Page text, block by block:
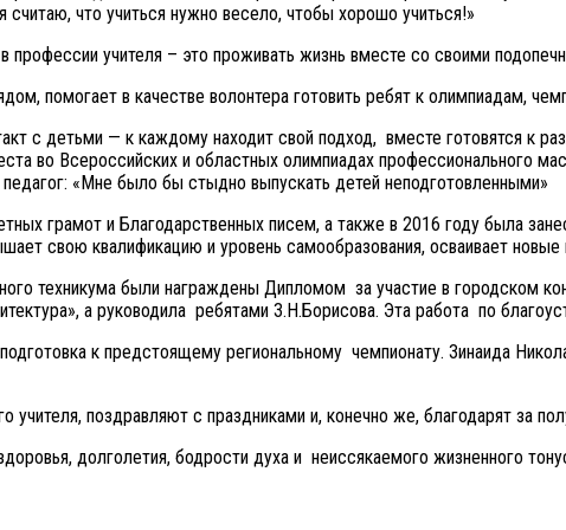
что учиться нужно весело, чтобы хорошо учиться!»
учителя – это проживать жизнь вместе со своими
помогает в качестве волонтера готовить ребят к олимпиадам,
детьми — к каждому находит свой подход, вместе готовятся к
во Всероссийских и областных олимпиадах профессионального
«Мне было бы стыдно выпускать детей неподготовленными»
грамот и Благодарственных писем, а также в 2016 году была
свою квалификацию и уровень самообразования, осваивает
техникума были награждены Дипломом за участие в городском
а руководила ребятами З.Н.Борисова. Эта работа по
к предстоящему региональному чемпионату. Зинаида
учителя, поздравляют с праздниками и, конечно же, благодарят за
долголетия, бодрости духа и неиссякаемого жизненного